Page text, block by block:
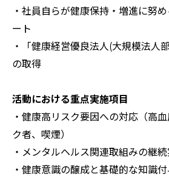
・社員自らが健康保持・増進に努
ート
・「健康経営優良法人(大規模法人
の取得
活動における重点実施項目
・健康高リスク要因への対応（高
ク者、喫煙）
・メンタルヘルス関連取組みの継
・健康意識の醸成と基礎的な知識